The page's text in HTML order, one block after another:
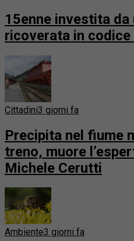
15enne investita da
ricoverata in
Cittadini3 giorni fa
Precipita nel fiume
treno, muore
Michele Cerutti
Ambiente3 giorni fa